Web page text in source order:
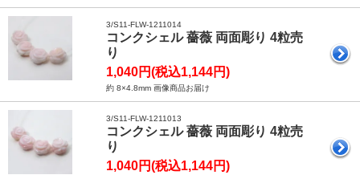
3/S11-FLW-1211014
コンクシェル 薔薇 両面彫り 4粒売
り
1,040円(税込1,144円)
約 8×4.8mm 画像商品お届け
3/S11-FLW-1211013
コンクシェル 薔薇 両面彫り 4粒売
り
1,040円(税込1,144円)